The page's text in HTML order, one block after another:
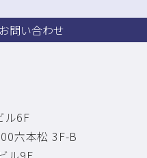
問い合わせ
ル6F
六本松 3F-B